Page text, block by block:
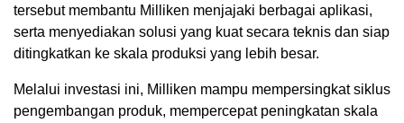
tersebut membantu Milliken menjajaki berbagai aplikasi,
serta menyediakan solusi yang kuat secara teknis dan siap
ditingkatkan ke skala produksi yang lebih besar.
Melalui investasi ini, Milliken mampu mempersingkat siklus
pengembangan produk, mempercepat peningkatan skala